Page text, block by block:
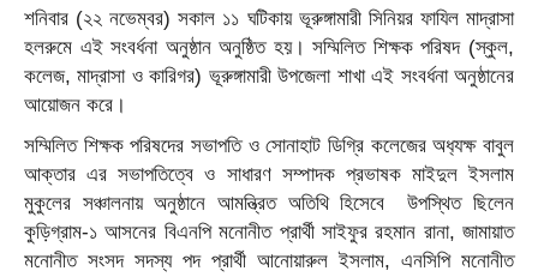
শনিবার (২২ নভেম্বর) সকাল ১১ ঘটিকায় ভূরুঙ্গামারী সিনিয়র ফাযিল মাদ্রাসা
হলরুমে এই সংবর্ধনা অনুষ্ঠান অনুষ্ঠিত হয়। সম্মিলিত শিক্ষক পরিষদ (স্কুল,
কলেজ, মাদ্রাসা ও কারিগর) ভূরুঙ্গামারী উপজেলা শাখা এই সংবর্ধনা অনুষ্ঠানের
আয়োজন করে।
সম্মিলিত শিক্ষক পরিষদের সভাপতি ও সোনাহাট ডিগ্রি কলেজের অধ‍্যক্ষ বাবুল
আক্তার এর সভাপতিত্বে ও সাধারণ সম্পাদক প্রভাষক মাইদুল ইসলাম
মুকুলের সঞ্চালনায় অনুষ্ঠানে আমন্ত্রিত অতিথি হিসেবে উপস্থিত ছিলেন
কুড়িগ্রাম-১ আসনের বিএনপি মনোনীত প্রার্থী সাইফুর রহমান রানা, জামায়াত
মনোনীত সংসদ সদস্য পদ প্রার্থী আনোয়ারুল ইসলাম, এনসিপি মনোনীত